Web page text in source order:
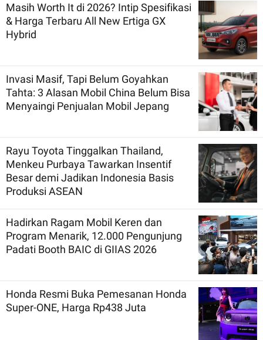
Masih Worth It di 2026? Intip Spesifikasi
& Harga Terbaru All New Ertiga GX
Hybrid
Invasi Masif, Tapi Belum Goyahkan
Tahta: 3 Alasan Mobil China Belum Bisa
Menyaingi Penjualan Mobil Jepang
Rayu Toyota Tinggalkan Thailand,
Menkeu Purbaya Tawarkan Insentif
Besar demi Jadikan Indonesia Basis
Produksi ASEAN
Hadirkan Ragam Mobil Keren dan
Program Menarik, 12.000 Pengunjung
Padati Booth BAIC di GIIAS 2026
Honda Resmi Buka Pemesanan Honda
Super-ONE, Harga Rp438 Juta